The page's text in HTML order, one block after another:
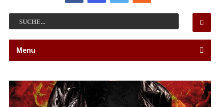
Menu